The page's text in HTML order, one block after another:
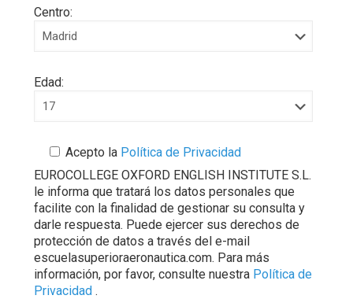
Centro:
Edad:
Acepto la Política de Privacidad
EUROCOLLEGE OXFORD ENGLISH INSTITUTE S.L.
le informa que tratará los datos personales que
facilite con la finalidad de gestionar su consulta y
darle respuesta. Puede ejercer sus derechos de
protección de datos a través del e-mail
escuelasuperioraeronautica.com. Para más
información, por favor, consulte nuestra Política de
Privacidad .